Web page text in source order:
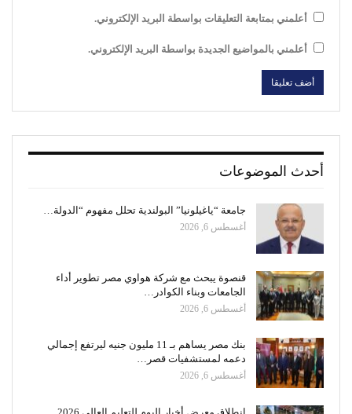
أعلمني بمتابعة التعليقات بواسطة البريد الإلكتروني.
أعلمني بالمواضيع الجديدة بواسطة البريد الإلكتروني.
أحدث الموضوعات
جامعة “ياغيلونيا” البولندية تحلل مفهوم “الدولة…
أغسطس 6, 2026
قنصوة يبحث مع شركة هواوي مصر تطوير أداء
الجامعات وبناء الكوادر…
أغسطس 6, 2026
بنك مصر يساهم بـ 11 مليون جنيه ليرتفع إجمالي
دعمه لمستشفيات قصر…
أغسطس 6, 2026